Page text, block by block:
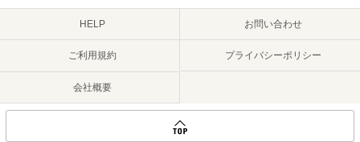
HELP お問い合わせ
ご利用規約 プライバシーポリシー
会社概要